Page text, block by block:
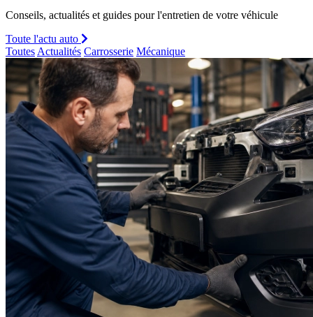
Conseils, actualités et guides pour l'entretien de votre véhicule
Toute l'actu auto
Toutes Actualités Carrosserie Mécanique